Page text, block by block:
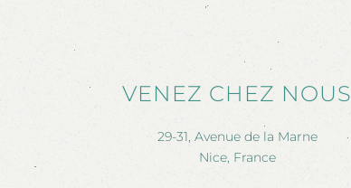
VENEZ CHEZ NOUS
29-31, Avenue de la Marne
Nice, France